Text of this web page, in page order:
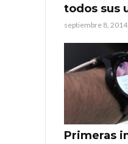
todos sus
septiembre 8, 2014
Primeras